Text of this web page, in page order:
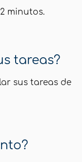
minutos.
tareas?
sus tareas de